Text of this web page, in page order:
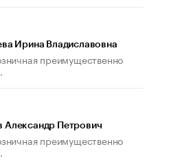
Ирина Владиславовна
преимущественно
Петрович
преимущественно